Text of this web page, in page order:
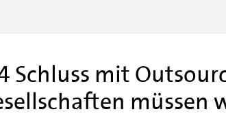
Schluss mit
müssen